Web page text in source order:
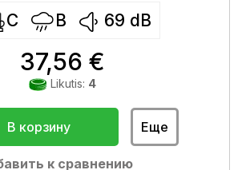
C B 69 dB
37,56 €
Likutis: 4
В корзину Еще
к сравнению